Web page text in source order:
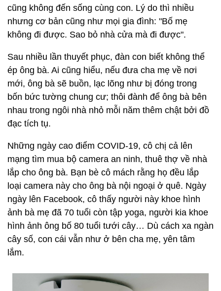
cũng không đến sống cùng con. Lý do thì nhiều
nhưng cơ bản cũng như mọi gia đình: "Bố mẹ
không đi được. Sao bỏ nhà cửa mà đi được".
Sau nhiều lần thuyết phục, đàn con biết không thể
ép ông bà. Ai cũng hiểu, nếu đưa cha mẹ về nơi
mới, ông bà sẽ buồn, lạc lõng như bị đóng trong
bốn bức tường chung cư; thôi đành để ông bà bên
nhau trong ngôi nhà nhỏ mỗi năm thêm chật bởi đồ
đạc tích tụ.
Những ngày cao điểm COVID-19, cô chị cả lên
mạng tìm mua bộ camera an ninh, thuê thợ về nhà
lắp cho ông bà. Bạn bè cô mách rằng họ đều lắp
loại camera này cho ông bà nội ngoại ở quê. Ngày
ngày lên Facebook, cô thấy người này khoe hình
ảnh bà mẹ đã 70 tuổi còn tập yoga, người kia khoe
hình ảnh ông bố 80 tuổi tưới cây… Dù cách xa ngàn
cây số, con cái vẫn như ở bên cha mẹ, yên tâm
lắm.